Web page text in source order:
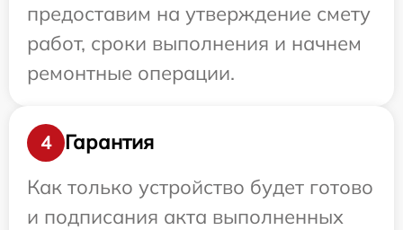
предоставим на утверждение смету
работ, сроки выполнения и начнем
ремонтные операции.
4
Гарантия
Как только устройство будет готово
и подписания акта выполненных